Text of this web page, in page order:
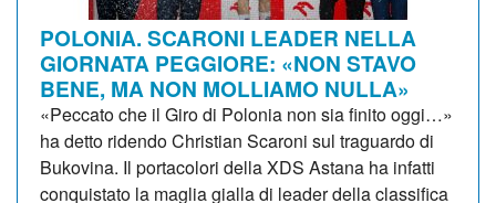
POLONIA. SCARONI LEADER NELLA
GIORNATA PEGGIORE: «NON STAVO
BENE, MA NON MOLLIAMO NULLA»
«Peccato che il Giro di Polonia non sia finito oggi…»
ha detto ridendo Christian Scaroni sul traguardo di
Bukovina. Il portacolori della XDS Astana ha infatti
conquistato la maglia gialla di leader della classifica